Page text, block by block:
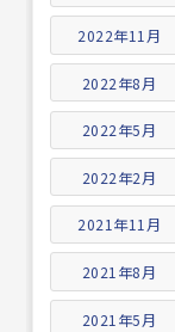
2022年11月
2022年8月
2022年5月
2022年2月
2021年11月
2021年8月
2021年5月